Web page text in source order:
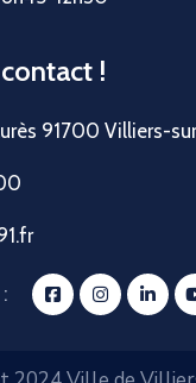
!
91700 Villiers-